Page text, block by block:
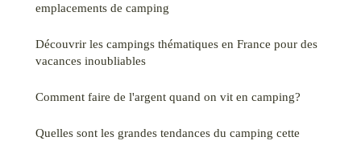
emplacements de camping
Découvrir les campings thématiques en France pour des
vacances inoubliables
Comment faire de l'argent quand on vit en camping?
Quelles sont les grandes tendances du camping cette